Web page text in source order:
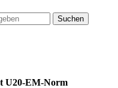
Suchen
U20-EM-Norm